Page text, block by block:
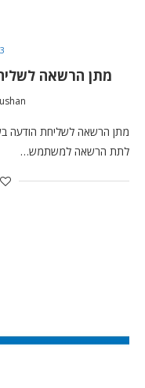
מתן הרשאה
מתן הרשאה לשליחת הודעה
לתת הרשאה למשתמש…